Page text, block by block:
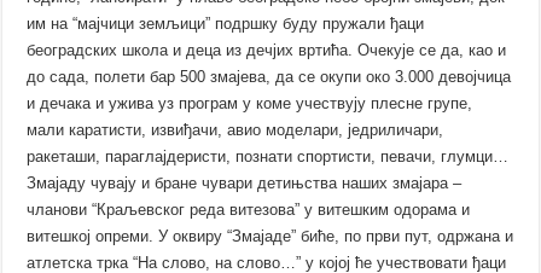
им на “мајчици земљици” подршку буду пружали ђаци
београдских школа и деца из дечјих вртића. Очекује се да, као и
до сада, полети бар 500 змајева, да се окупи око 3.000 девојчица
и дечака и ужива уз програм у коме учествују плесне групе,
мали каратисти, извиђачи, авио моделари, једриличари,
ракеташи, параглајдеристи, познати спортисти, певачи, глумци…
Змајаду чувају и бране чувари детињства наших змајара –
чланови “Краљевског реда витезова” у витешким одорама и
витешкој опреми. У оквиру “Змајаде” биће, по први пут, одржана и
атлетска трка “На слово, на слово…” у којој ће учествовати ђаци